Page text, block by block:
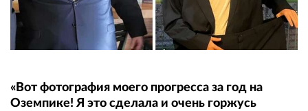
«Вот фотография моего прогресса за год на
Оземпике! Я это сделала и очень горжусь